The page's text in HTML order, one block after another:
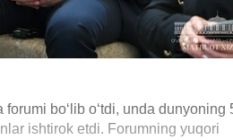
bo‘lib o‘tdi, unda dunyoning
ishtirok etdi. Forumning yuqori